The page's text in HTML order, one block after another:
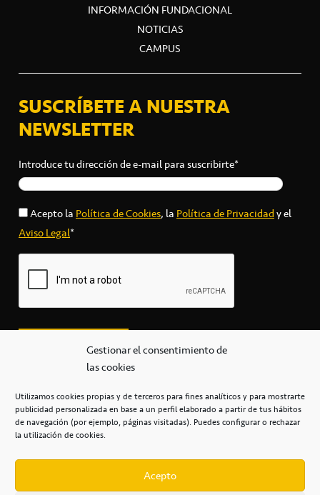
Gestionar el consentimiento de
las cookies
Utilizamos cookies propias y de terceros para fines analíticos y para mostrarte
publicidad personalizada en base a un perfil elaborado a partir de tus hábitos
de navegación (por ejemplo, páginas visitadas). Puedes configurar o rechazar
la utilización de cookies.
Acepto
INFORMACIÓN FUNDACIONAL
NOTICIAS
CAMPUS
SUSCRÍBETE A NUESTRA
NEWSLETTER
Introduce tu dirección de e-mail para suscribirte*
Acepto laPolítica de Cookies, laPolítica de Privacidady el
Aviso Legal*
secretaria@cbcanarias.es
+34 922 253 684
Casa del Deporte / 38108 – La Laguna